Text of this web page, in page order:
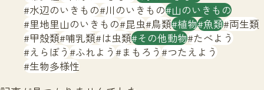
サイトマップ
水辺のいきもの 川のいきもの 山のいきもの
里地里山のいきもの 昆虫 鳥類 植物 魚類 両生類
甲殻類 哺乳類 は虫類 その他動物 たべよう
えらぼう ふれよう まもろう つたえよう
生物多様性